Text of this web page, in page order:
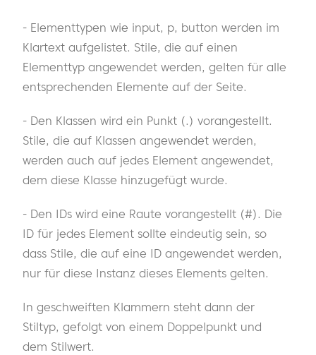
- Elementtypen wie input, p, button werden im
Klartext aufgelistet. Stile, die auf einen
Elementtyp angewendet werden, gelten für alle
entsprechenden Elemente auf der Seite.
- Den Klassen wird ein Punkt (.) vorangestellt.
Stile, die auf Klassen angewendet werden,
werden auch auf jedes Element angewendet,
dem diese Klasse hinzugefügt wurde.
- Den IDs wird eine Raute vorangestellt (#). Die
ID für jedes Element sollte eindeutig sein, so
dass Stile, die auf eine ID angewendet werden,
nur für diese Instanz dieses Elements gelten.
In geschweiften Klammern steht dann der
Stiltyp, gefolgt von einem Doppelpunkt und
dem Stilwert.